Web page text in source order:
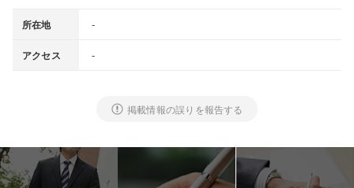
所在地 -
アクセス -
掲載情報の誤りを報告する